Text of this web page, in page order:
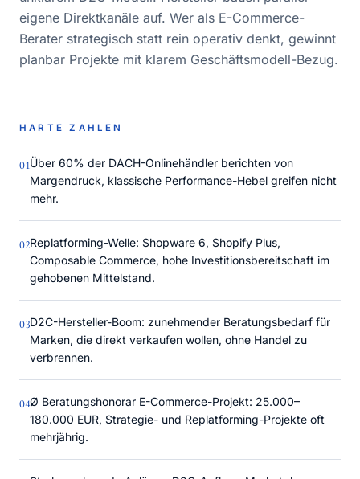
eigene Direktkanäle auf. Wer als E-Commerce-
Berater strategisch statt rein operativ denkt, gewinnt
planbar Projekte mit klarem Geschäftsmodell-Bezug.
HARTE ZAHLEN
01Über 60% der DACH-Onlinehändler berichten von
Margendruck, klassische Performance-Hebel greifen nicht
mehr.
02Replatforming-Welle: Shopware 6, Shopify Plus,
Composable Commerce, hohe Investitionsbereitschaft im
gehobenen Mittelstand.
03D2C-Hersteller-Boom: zunehmender Beratungsbedarf für
Marken, die direkt verkaufen wollen, ohne Handel zu
verbrennen.
04Ø Beratungshonorar E-Commerce-Projekt: 25.000–
180.000 EUR, Strategie- und Replatforming-Projekte oft
mehrjährig.